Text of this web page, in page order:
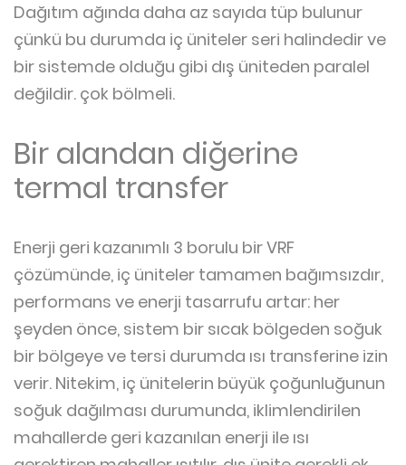
Dağıtım ağında daha az sayıda tüp bulunur
çünkü bu durumda iç üniteler seri halindedir ve
bir sistemde olduğu gibi dış üniteden paralel
değildir. çok bölmeli.
Bir alandan diğerine
termal transfer
Enerji geri kazanımlı 3 borulu bir VRF
çözümünde, iç üniteler tamamen bağımsızdır,
performans ve enerji tasarrufu artar: her
şeyden önce, sistem bir sıcak bölgeden soğuk
bir bölgeye ve tersi durumda ısı transferine izin
verir. Nitekim, iç ünitelerin büyük çoğunluğunun
soğuk dağılması durumunda, iklimlendirilen
mahallerde geri kazanılan enerji ile ısı